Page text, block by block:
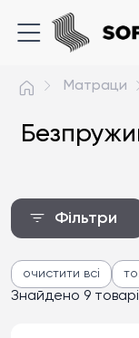
Матраци
Фільтри
Знайдено 9
очистити всі